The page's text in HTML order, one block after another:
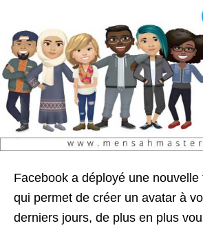
Facebook a déployé une
qui permet de créer un avatar à
derniers jours, de plus en plus